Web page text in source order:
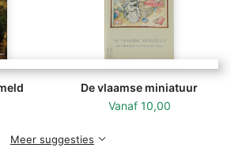
der
der modernen deutschen
De vlaamse miniatuur
Vanaf 10,00
Meer suggesties